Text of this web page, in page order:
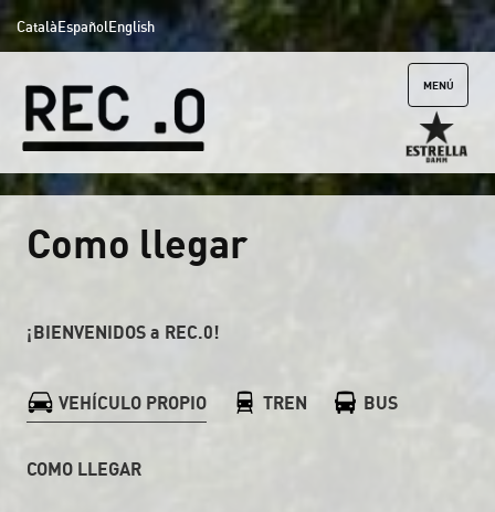
CatalàEspañolEnglish
MENÚ
Como llegar
¡BIENVENIDOS a REC.0!
VEHÍCULO PROPIO TREN BUS
COMO LLEGAR